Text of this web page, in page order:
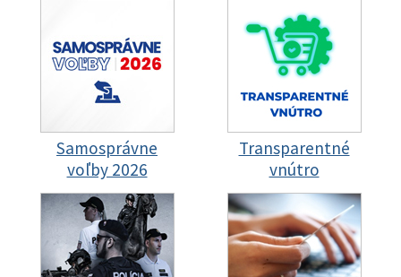
Samosprávne
voľby 2026
Transparentné
vnútro